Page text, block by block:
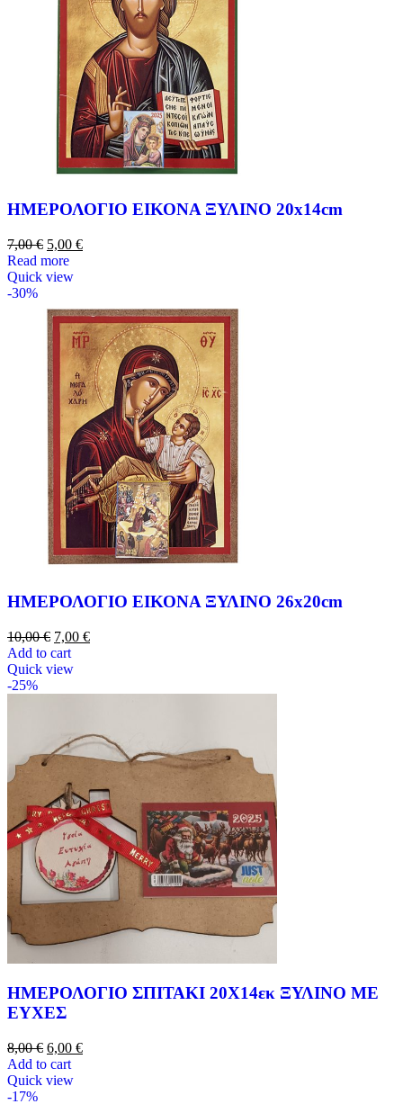
ΗΜΕΡΟΛΟΓΙΟ ΕΙΚΟΝΑ ΞΥΛΙΝΟ 20x14cm
7,00€ 5,00 €
Read more
Quick view
-30%
ΗΜΕΡΟΛΟΓΙΟ ΕΙΚΟΝΑ ΞΥΛΙΝΟ 26x20cm
10,00€ 7,00 €
Add to cart
Quick view
-25%
ΗΜΕΡΟΛΟΓΙΟ ΣΠΙΤΑΚΙ 20Χ14εκ ΞΥΛΙΝΟ ΜΕ
ΕΥΧΕΣ
8,00€ 6,00 €
Add to cart
Quick view
-17%